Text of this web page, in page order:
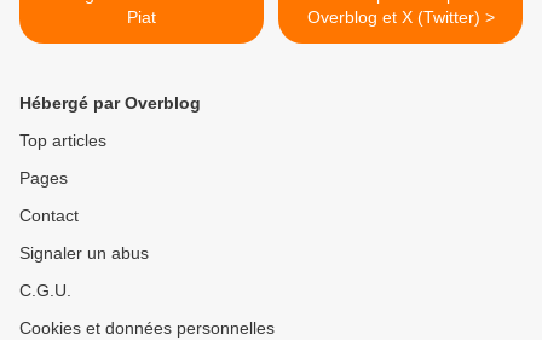
Piat
Overblog et X (Twitter) >
Hébergé par Overblog
Top articles
Pages
Contact
Signaler un abus
C.G.U.
Cookies et données personnelles